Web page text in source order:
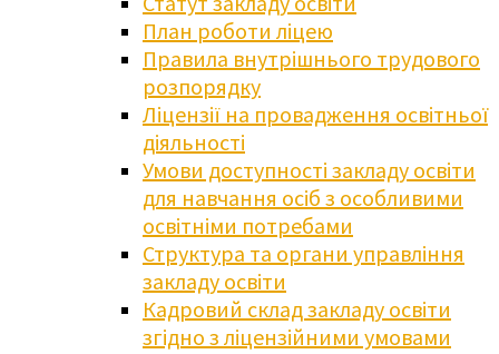
План роботи ліцею
Правила внутрішнього трудового
розпорядку
Ліцензії на провадження освітньої
діяльності
Умови доступності закладу освіти
для навчання осіб з особливими
освітніми потребами
Структура та органи управління
закладу освіти
Кадровий склад закладу освіти
згідно з ліцензійними умовами